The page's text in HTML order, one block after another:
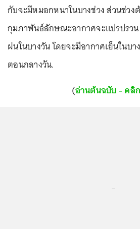
กับจะมีหมอกหนาในบางช่วง ส่วนช่วง
กุมภาพันธ์ลักษณะอากาศจะแปรปรว
ฝนในบางวัน โดยจะมีอากาศเย็นในบ
ตอนกลางวัน.
(อ่านต้นฉบับ - คลิ